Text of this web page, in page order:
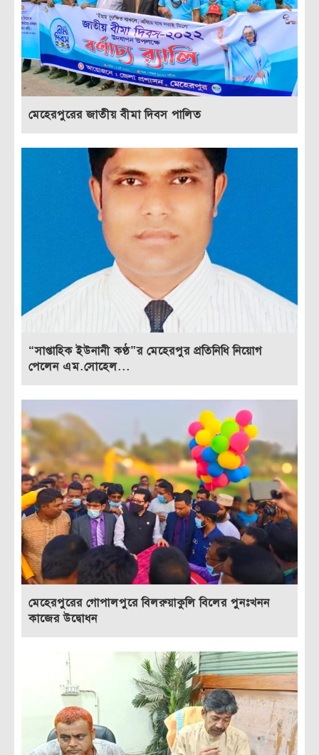
মেহেরপুরের জাতীয় বীমা দিবস পালিত
“সাপ্তাহিক ইউনানী কণ্ঠ”র মেহেরপুর প্রতিনিধি নিয়োগ
পেলেন এম.সোহেল...
মেহেরপুরের গোপালপুরে বিলরুয়াকুলি বিলের পুনঃখনন
কাজের উদ্বোধন